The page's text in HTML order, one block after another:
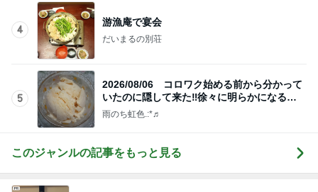
4
游漁庵で宴会
だいまるの別荘
5
2026/08/06 コロワク始める前から分かって
いたのに隠して来た‼️徐々に明らかになる…
雨のち虹色.:*♬
このジャンルの記事をもっと見る